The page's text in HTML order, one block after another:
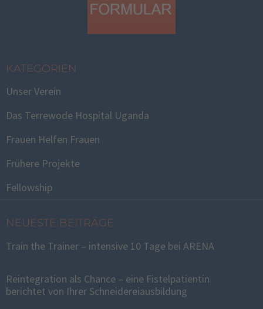
KATEGORIEN
Unser Verein
Das Terrewode Hospital Uganda
Frauen Helfen Frauen
Frühere Projekte
Fellowship
NEUESTE BEITRÄGE
Train the Trainer – intensive 10 Tage bei ARENA
Reintegration als Chance – eine Fistelpatientin
berichtet von Ihrer Schneidereiausbildung